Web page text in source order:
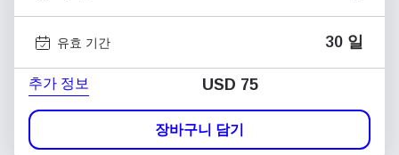
유효 기간 30 일
추가 정보 USD 75
장바구니 담기